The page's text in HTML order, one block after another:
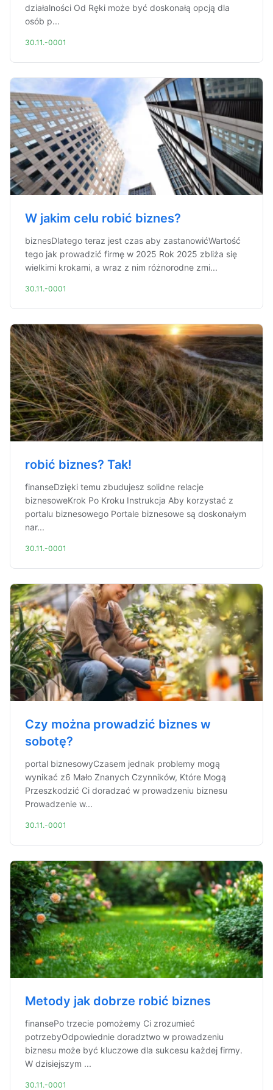
działalności Od Ręki może być doskonałą opcją dla
osób p...
30.11.-0001
W jakim celu robić biznes?
biznesDlatego teraz jest czas aby zastanowićWartość
tego jak prowadzić firmę w 2025 Rok 2025 zbliża się
wielkimi krokami, a wraz z nim różnorodne zmi...
30.11.-0001
robić biznes? Tak!
finanseDzięki temu zbudujesz solidne relacje
biznesoweKrok Po Kroku Instrukcja Aby korzystać z
portalu biznesowego Portale biznesowe są doskonałym
nar...
30.11.-0001
Czy można prowadzić biznes w
sobotę?
portal biznesowyCzasem jednak problemy mogą
wynikać z6 Mało Znanych Czynników, Które Mogą
Przeszkodzić Ci doradzać w prowadzeniu biznesu
Prowadzenie w...
30.11.-0001
Metody jak dobrze robić biznes
finansePo trzecie pomożemy Ci zrozumieć
potrzebyOdpowiednie doradztwo w prowadzeniu
biznesu może być kluczowe dla sukcesu każdej firmy.
W dzisiejszym ...
30.11.-0001